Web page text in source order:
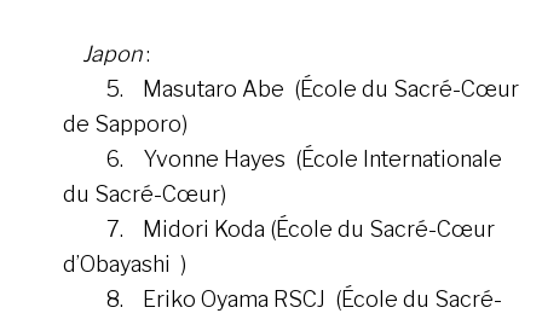
Japon:
5. Masutaro Abe (École du Sacré-Cœur
de Sapporo)
6. Yvonne Hayes (École Internationale
du Sacré-Cœur)
7. Midori Koda (École du Sacré-Cœur
d’Obayashi )
8. Eriko Oyama RSCJ (École du Sacré-